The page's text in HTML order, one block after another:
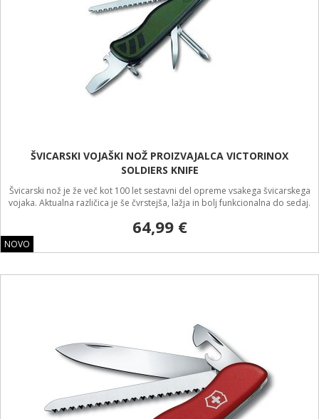
NOVO
ŠVICARSKI VOJAŠKI NOŽ PROIZVAJALCA VICTORINOX
SOLDIERS KNIFE
Švicarski nož je že več kot 100 let sestavni del opreme vsakega švicarskega
vojaka. Aktualna različica je še čvrstejša, lažja in bolj funkcionalna do sedaj.
64,99 €